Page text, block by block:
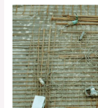
Jasa
Konveksi
Murah
untuk
Seragam
Kerja
yang